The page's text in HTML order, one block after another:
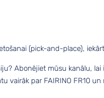
(pick-and-place),
Abonējiet mūsu kanālu,
vairāk par FAIRINO FR10